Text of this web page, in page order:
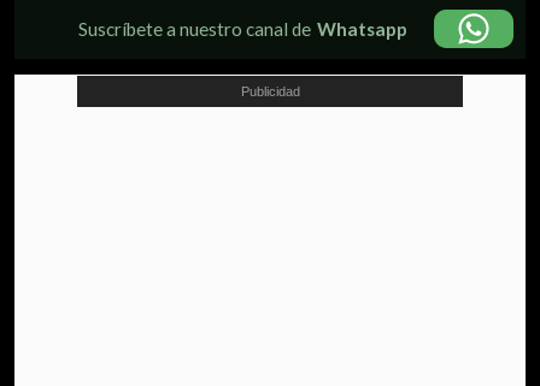
Suscríbete a nuestro canal de Whatsapp